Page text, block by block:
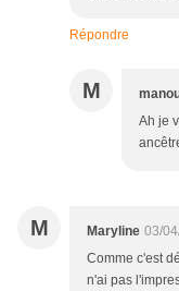
Répondre
M
Ah je
M Maryline 03/
Comme c'est
n'ai pas